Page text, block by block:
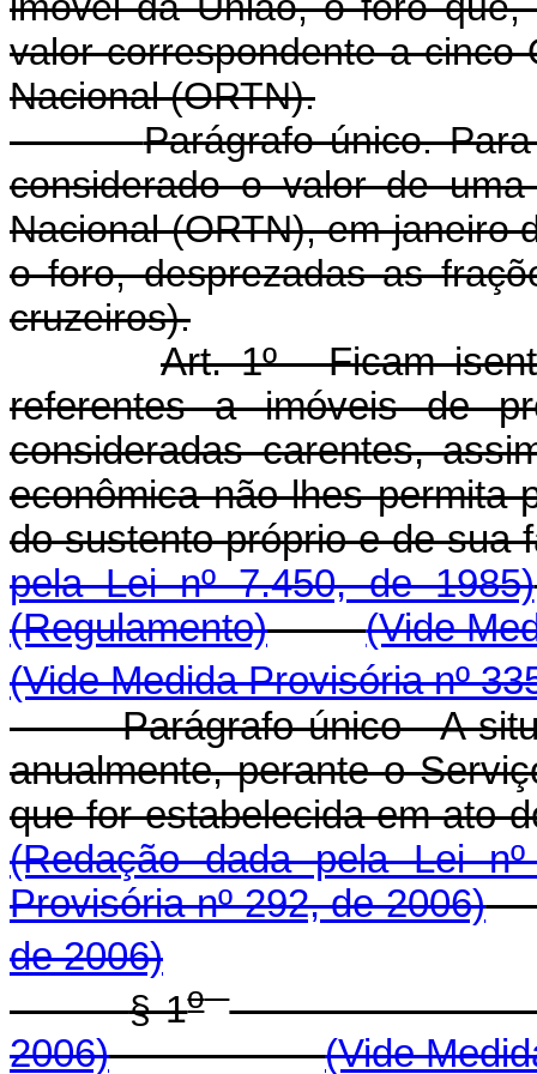
valor correspondente a cinco
Nacional (ORTN).
Parágrafo único.
considerado o valor de
Nacional (ORTN), em janeiro
o foro, desprezadas as
cruzeiros).
Art. 1º - Ficam
referentes a imóveis de
consideradas carentes,
econômica não lhes permita
do sustento próprio
pela Lei nº 7.450, de 1985)
(Regulamento)
(Vide
(Vide Medida Provisória nº
Parágrafo único - A
anualmente, perante o
que for estabelecida
(Redação dada pela Lei
Provisória nº 292, de 2006)
de 2006)
§ 1o
2006) (Vide